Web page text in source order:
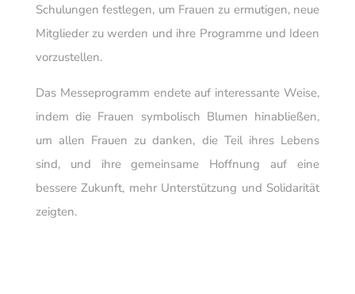
Schulungen festlegen, um Frauen zu ermutigen, neue
Mitglieder zu werden und ihre Programme und Ideen
vorzustellen.
Das Messeprogramm endete auf interessante Weise,
indem die Frauen symbolisch Blumen hinabließen,
um allen Frauen zu danken, die Teil ihres Lebens
sind, und ihre gemeinsame Hoffnung auf eine
bessere Zukunft, mehr Unterstützung und Solidarität
zeigten.